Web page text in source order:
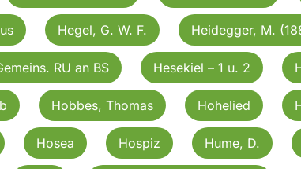
Hegel, G. W. F. Heidegger, M.
RU an BS Hesekiel – 1 u. 2
Hobbes, Thomas Hohelied
Hosea Hospiz Hume, D.